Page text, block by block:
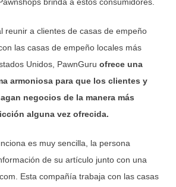
reunir a clientes de casas de empeño
las casas de empeño locales más
Unidos, PawnGuru ofrece una
armoniosa para que los clientes y
negocios de la manera más
alguna vez ofrecida.
es muy sencilla, la persona
de su artículo junto con una
Esta compañía trabaja con las casas